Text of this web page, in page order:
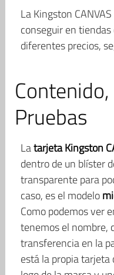
La Kingston
conseguir en
diferentes precios,
Pruebas
Latarjeta Kingston
dentro de un blíster
transparente para
caso, es el modelo
Como podemos ver
tenemos el nombre,
transferencia en la
está la propia tarjeta